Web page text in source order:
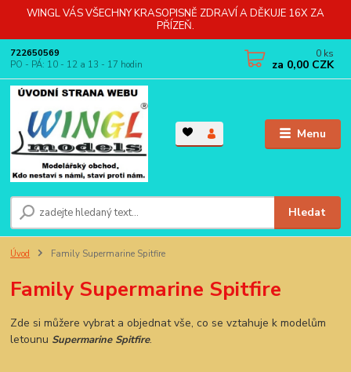
WINGL VÁS VŠECHNY KRASOPISNĚ ZDRAVÍ A DĚKUJE 16X ZA
PŘÍZEŇ.
Menu
Hledat
722650569
PO - PÁ: 10 - 12 a 13 - 17 hodin
0 ks
za 0,00 CZK
Úvod Family Supermarine Spitfire
Family Supermarine Spitfire
Zde si můžere vybrat a objednat vše, co se vztahuje k modelům
letounu Supermarine Spitfire.